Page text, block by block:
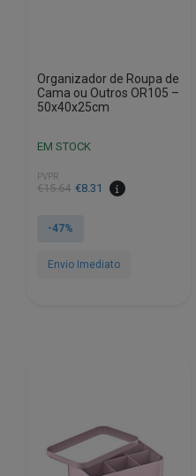
Organizador de Roupa de
Cama ou Outros OR105 –
50x40x25cm
EM STOCK
PVPR
€15.64
O
original
€15.64.
€8.31
O
atual
€8.31.
-47%
Envio Imediato